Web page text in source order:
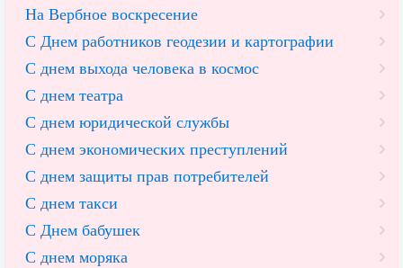
На Вербное воскресение
С Днем работников геодезии и картографии
С днем выхода человека в космос
С днем театра
С днем юридической службы
С днем экономических преступлений
С днем защиты прав потребителей
С днем такси
С Днем бабушек
С днем моряка